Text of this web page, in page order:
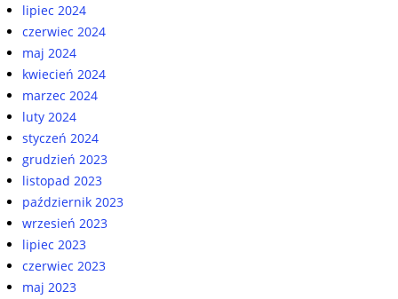
lipiec 2024
czerwiec 2024
maj 2024
kwiecień 2024
marzec 2024
luty 2024
styczeń 2024
grudzień 2023
listopad 2023
październik 2023
wrzesień 2023
lipiec 2023
czerwiec 2023
maj 2023